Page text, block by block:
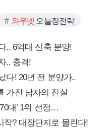
와우넷 오늘장전략
.. 6억대 신축 분양!
.. 충격!
다! 20년 전 분양가..
가진 남자의 진실
대’ 1위 선정…
작? 대장단지로 몰린다!